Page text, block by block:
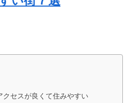
クセスが良くて住みやすい